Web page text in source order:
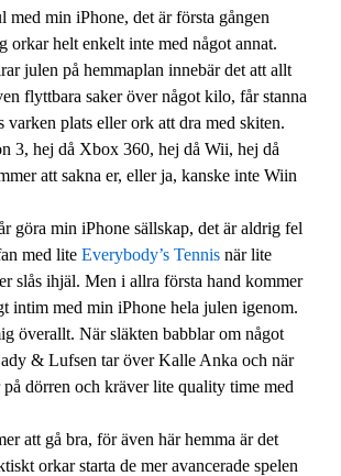
med min iPhone, det är första gången
orkar helt enkelt inte med något annat.
julen på hemmaplan innebär det att allt
flyttbara saker över något kilo, får stanna
varken plats eller ork att dra med skiten.
3, hej då Xbox 360, hej då Wii, hej då
att sakna er, eller ja, kanske inte Wiin
göra min iPhone sällskap, det är aldrig fel
med lite Everybody’s Tennis när lite
slås ihjäl. Men i allra första hand kommer
intim med min iPhone hela julen igenom.
överallt. När släkten babblar om något
& Lufsen tar över Kalle Anka och när
dörren och kräver lite quality time med
att gå bra, för även här hemma är det
orkar starta de mer avancerade spelen